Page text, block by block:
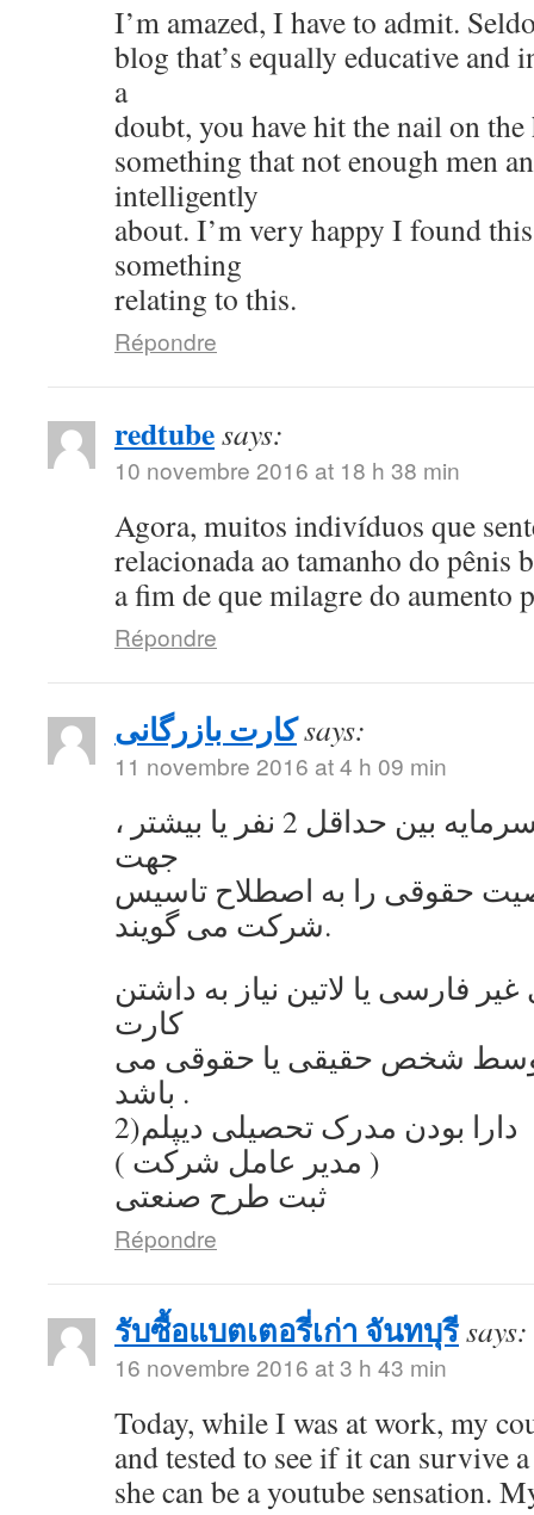
I’m amazed, I have to admit.
blog that’s equally educative and
a
doubt, you have hit the nail on the
something that not enough men
intelligently
about. I’m very happy I found
something
relating to this.
Répondre
redtubesays:
10 novembre 2016 at 18 h 38 min
Agora, muitos indivíduos que
relacionada ao tamanho do pênis
a fim de que milagre do aumento
Répondre
کارت بازرگانیsays:
11 novembre 2016 at 4 h 09 min
به اشتراک گذاشتن سرمایه بین حداقل 2 نفر یا بیشتر ،
جهت
حقوقی را به اصطلاح تاسیس
شرکت می گویند.
فارسی یا لاتین نیاز به داشتن
کارت
توسط شخص حقیقی یا حقوقی می
باشد .
2)دارا بودن مدرک تحصیلی دیپلم
( مدیر عامل شرکت )
ثبت طرح صنعتی
Répondre
รับซื้อแบตเตอรี่เก่า จันทบุรีsays:
16 novembre 2016 at 3 h 43 min
Today, while I was at work, my
and tested to see if it can survive
she can be a youtube sensation.